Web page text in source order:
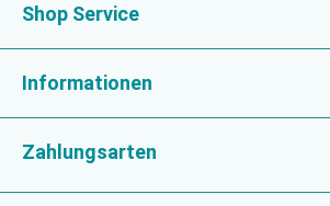
Shop Service
Informationen
Zahlungsarten